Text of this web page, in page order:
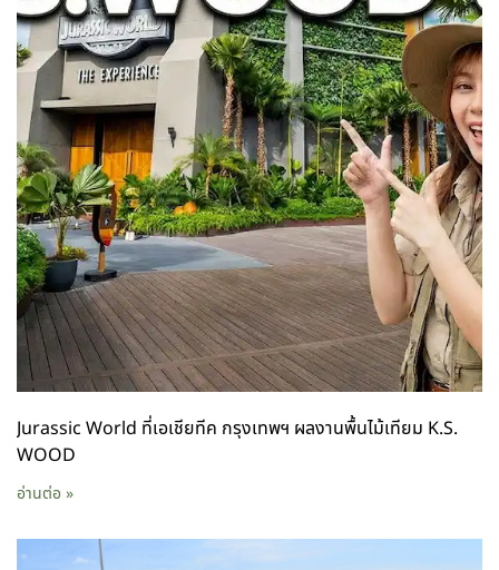
Jurassic World ที่เอเชียทีค กรุงเทพฯ ผลงานพื้นไม้เทียม K.S.
WOOD
อ่านต่อ »